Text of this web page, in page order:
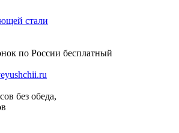
стали
по России бесплатный
без обеда,